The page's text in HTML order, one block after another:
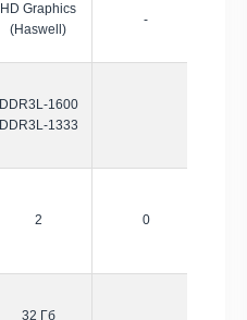
HD Graphics
(Haswell)
-
DDR3L-1600
DDR3L-1333
2 0
32 Гб